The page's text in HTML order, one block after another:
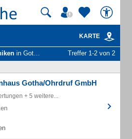
KARTE
in Gotha Thür Sundhausen Treffer 1-2 von 2
Gotha/Ohrdruf GmbH
+ 5 weitere...